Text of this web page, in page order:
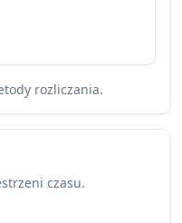
rozliczania.
czasu.